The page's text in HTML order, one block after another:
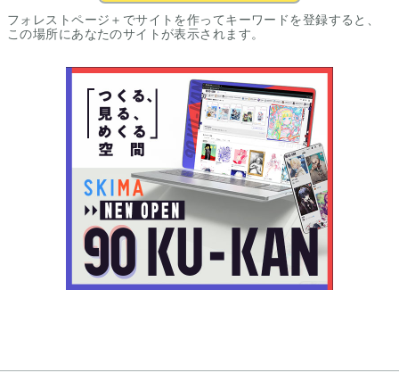
フォレストページ＋でサイトを作ってキーワードを登録すると、
この場所にあなたのサイトが表示されます。